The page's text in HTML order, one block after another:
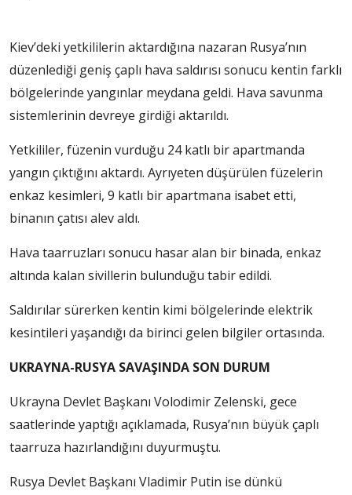
Kiev’deki yetkililerin aktardığına nazaran Rusya’nın
düzenlediği geniş çaplı hava saldırısı sonucu kentin farklı
bölgelerinde yangınlar meydana geldi. Hava savunma
sistemlerinin devreye girdiği aktarıldı.
Yetkililer, füzenin vurduğu 24 katlı bir apartmanda
yangın çıktığını aktardı. Ayrıyeten düşürülen füzelerin
enkaz kesimleri, 9 katlı bir apartmana isabet etti,
binanın çatısı alev aldı.
Hava taarruzları sonucu hasar alan bir binada, enkaz
altında kalan sivillerin bulunduğu tabir edildi.
Saldırılar sürerken kentin kimi bölgelerinde elektrik
kesintileri yaşandığı da birinci gelen bilgiler ortasında.
UKRAYNA-RUSYA SAVAŞINDA SON DURUM
Ukrayna Devlet Başkanı Volodimir Zelenski, gece
saatlerinde yaptığı açıklamada, Rusya’nın büyük çaplı
taarruza hazırlandığını duyurmuştu.
Rusya Devlet Başkanı Vladimir Putin ise dünkü